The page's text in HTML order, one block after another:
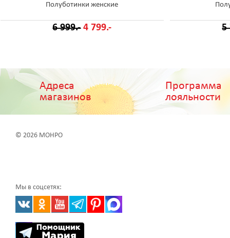
Полуботинки женские
6 999.- 4 799.- 5
Адреса
магазинов
Программа
лояльности
© 2026 МОНРО
Мы в соцсетях: